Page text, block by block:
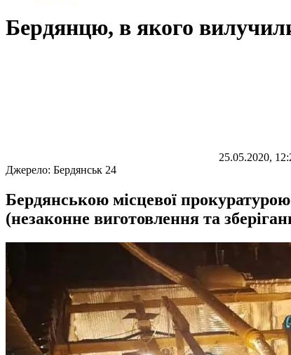
Бердянцю, в якого
25.05.2020,
Джерело: Бердянськ 24
Бердянською місцевої
(незаконне виготовлення та